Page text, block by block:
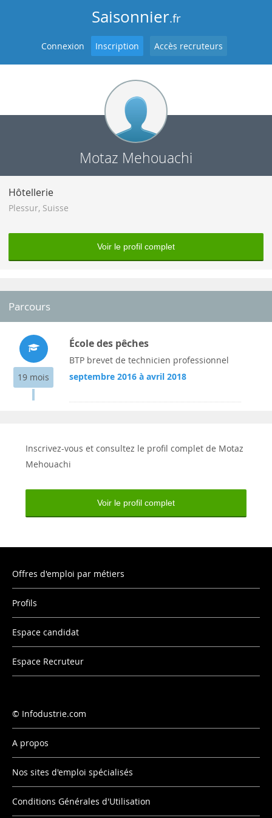
Saisonnier.fr
Connexion Inscription Accès recruteurs
Motaz Mehouachi
Hôtellerie
Plessur, Suisse
Voir le profil complet
Parcours
19 mois
École des pêches
BTP brevet de technicien professionnel
septembre 2016 à avril 2018
Inscrivez-vous et consultez le profil complet de Motaz
Mehouachi
Voir le profil complet
Offres d'emploi par métiers
Profils
Espace candidat
Espace Recruteur
Infodustrie.com
A propos
Nos sites d'emploi spécialisés
Conditions Générales d'Utilisation